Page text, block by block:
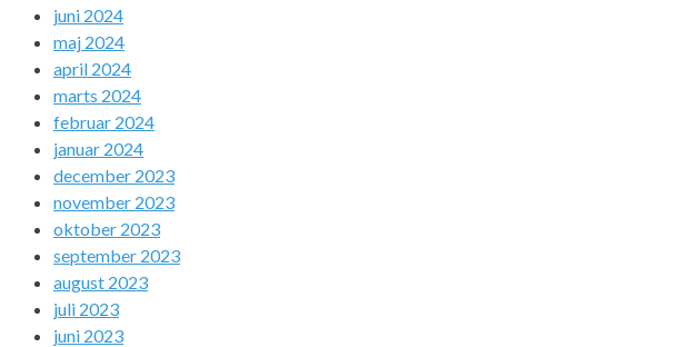
juni 2024
maj 2024
april 2024
marts 2024
februar 2024
januar 2024
december 2023
november 2023
oktober 2023
september 2023
august 2023
juli 2023
juni 2023